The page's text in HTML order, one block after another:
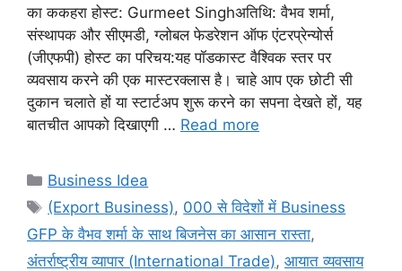
का ककहरा होस्ट: Gurmeet Singhअतिथि: वैभव शर्मा,
संस्थापक और सीएमडी, ग्लोबल फेडरेशन ऑफ एंटरप्रेन्योर्स
(जीएफपी) होस्ट का परिचय:यह पॉडकास्ट वैश्विक स्तर पर
व्यवसाय करने की एक मास्टरक्लास है। चाहे आप एक छोटी सी
दुकान चलाते हों या स्टार्टअप शुरू करने का सपना देखते हों, यह
बातचीत आपको दिखाएगी … Read more
Categories
Business Idea
Tags
(Export Business), 000 से विदेशों में Business
GFP के वैभव शर्मा के साथ बिजनेस का आसान रास्ता,
अंतर्राष्ट्रीय व्यापार (International Trade), आयात व्यवसाय